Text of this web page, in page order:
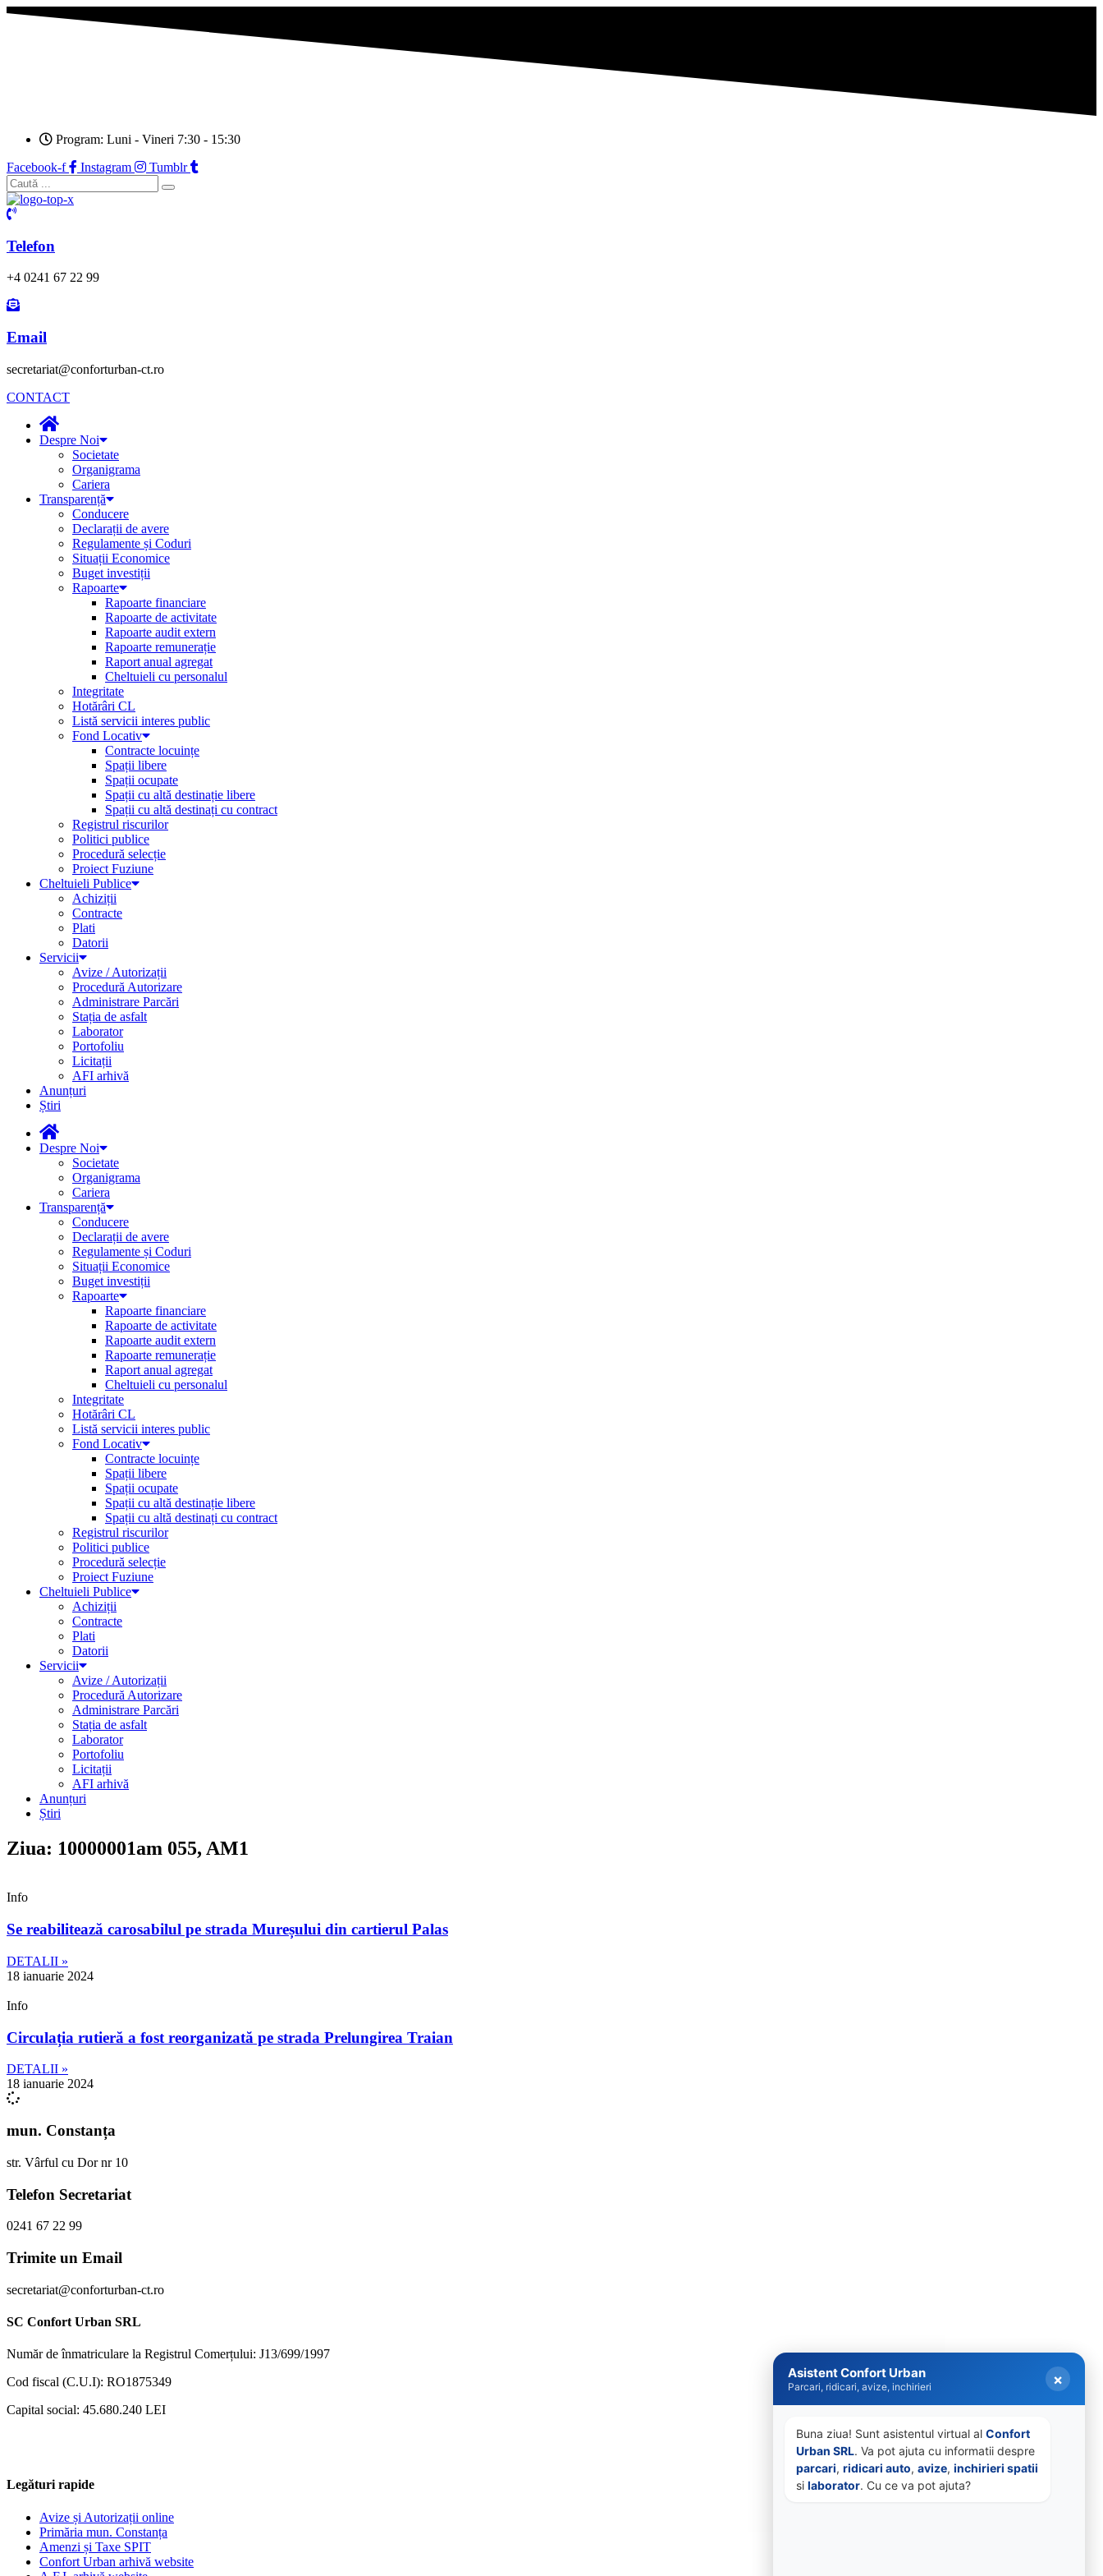
Program: Luni - Vineri 7:30 - 15:30
Facebook-f
Instagram Tumblr
Telefon
+4 0241 67 22 99
Email
secretariat@conforturban-ct.ro
CONTACT
Despre Noi
Societate
Organigrama
Cariera
Transparență
Conducere
Declarații de avere
Regulamente și Coduri
Situații Economice
Buget investiții
Rapoarte
Rapoarte financiare
Rapoarte de activitate
Rapoarte audit extern
Rapoarte remunerație
Raport anual agregat
Cheltuieli cu personalul
Integritate
Hotărâri CL
Listă servicii interes public
Fond Locativ
Contracte locuințe
Spații libere
Spații ocupate
Spații cu altă destinație libere
Spații cu altă destinați cu contract
Registrul riscurilor
Politici publice
Procedură selecție
Proiect Fuziune
Cheltuieli Publice
Achiziții
Contracte
Plati
Datorii
Servicii
Avize / Autorizații
Procedură Autorizare
Administrare Parcări
Stația de asfalt
Laborator
Portofoliu
Licitații
AFI arhivă
Anunțuri
Știri
Despre Noi
Societate
Organigrama
Cariera
Transparență
Conducere
Declarații de avere
Regulamente și Coduri
Situații Economice
Buget investiții
Rapoarte
Rapoarte financiare
Rapoarte de activitate
Rapoarte audit extern
Rapoarte remunerație
Raport anual agregat
Cheltuieli cu personalul
Integritate
Hotărâri CL
Listă servicii interes public
Fond Locativ
Contracte locuințe
Spații libere
Spații ocupate
Spații cu altă destinație libere
Spații cu altă destinați cu contract
Registrul riscurilor
Politici publice
Procedură selecție
Proiect Fuziune
Cheltuieli Publice
Achiziții
Contracte
Plati
Datorii
Servicii
Avize / Autorizații
Procedură Autorizare
Administrare Parcări
Stația de asfalt
Laborator
Portofoliu
Licitații
AFI arhivă
Anunțuri
Știri
Ziua: 10000001am 055, AM1
Info
Se reabilitează carosabilul pe strada Mureșului din cartierul Palas
DETALII »
18 ianuarie 2024
Info
Circulația rutieră a fost reorganizată pe strada Prelungirea Traian
DETALII »
18 ianuarie 2024
mun. Constanța
str. Vârful cu Dor nr 10
Telefon Secretariat
0241 67 22 99
Trimite un Email
secretariat@conforturban-ct.ro
SC Confort Urban SRL
Număr de înmatriculare la Registrul Comerțului: J13/699/1997
Cod fiscal (C.U.I): RO1875349
Capital social: 45.680.240 LEI
Legături rapide
Avize și Autorizații online
Primăria mun. Constanța
Amenzi și Taxe SPIT
Confort Urban arhivă website
Asistent Confort Urban
Parcari, ridicari, avize, inchirieri ×
Buna ziua! Sunt asistentul virtual al Confort
Urban SRL
parcari, ridicari auto, avize, inchirieri spatii
si laborator. Cu ce va pot ajuta?